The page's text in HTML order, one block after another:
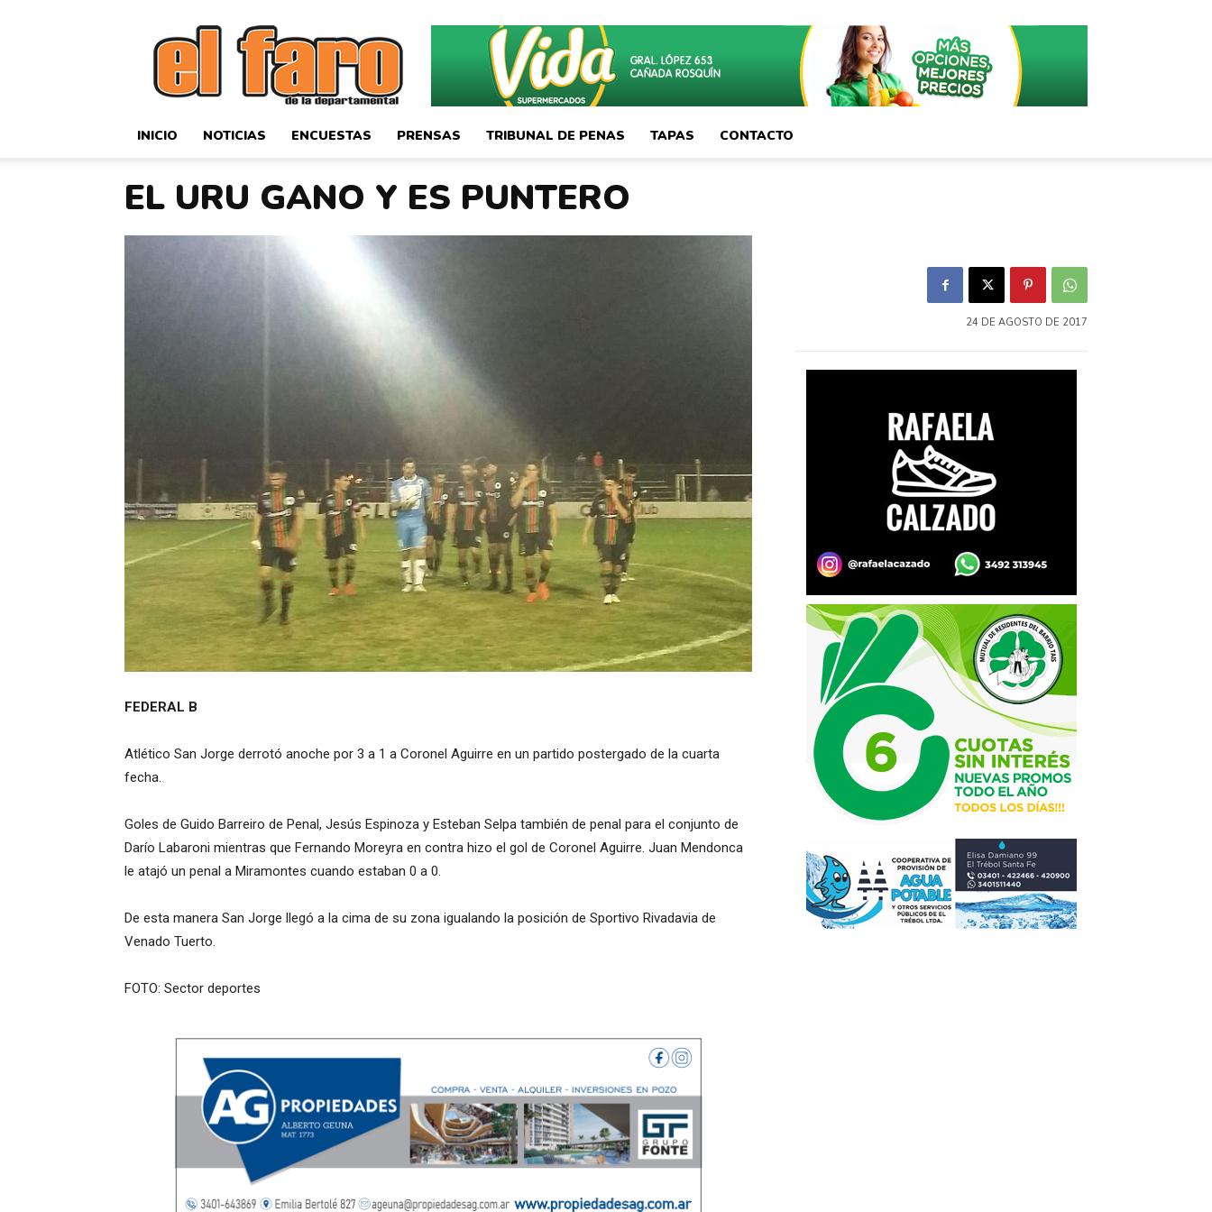
El
Faro
Deportivo
INICIO NOTICIAS ENCUESTAS PRENSAS TRIBUNAL DE PENAS TAPAS CONTACTO
EL URU GANO Y ES PUNTERO
FEDERAL B
Atlético San Jorge derrotó anoche por 3 a 1 a Coronel Aguirre en un partido postergado de la cuarta
fecha.
Goles de Guido Barreiro de Penal, Jesús Espinoza y Esteban Selpa también de penal para el conjunto de
Darío Labaroni mientras que Fernando Moreyra en contra hizo el gol de Coronel Aguirre. Juan Mendonca
le atajó un penal a Miramontes cuando estaban 0 a 0.
De esta manera San Jorge llegó a la cima de su zona igualando la posición de Sportivo Rivadavia de
Venado Tuerto.
FOTO: Sector deportes
24 DE AGOSTO DE 2017